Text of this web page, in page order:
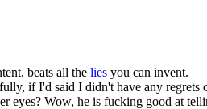
beats all the lies you can invent.
if I'd said I didn't have any regrets
eyes? Wow, he is fucking good at